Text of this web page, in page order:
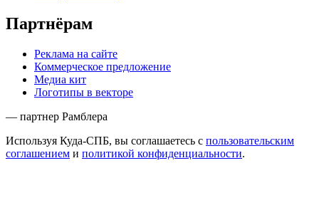
Партнёрам
Реклама на сайте
Коммерческое предложение
Медиа кит
Логотипы в векторе
— партнер Рамблера
Используя Куда-СПБ, вы соглашаетесь с пользовательским
соглашением и политикой конфиденциальности.